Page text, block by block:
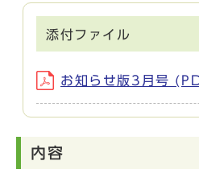
添付ファイル
お知らせ版3月号
内容